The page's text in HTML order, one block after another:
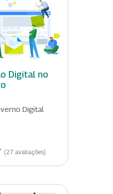
Digital no
Digital
(27 avaliações)